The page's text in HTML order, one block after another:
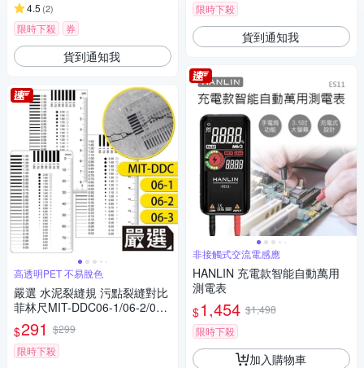
4.5 (2)
限時下殺 券
貨到通知我
高透明PET 不易脫色
嚴選 水泥裂縫規 污點裂縫對比
菲林尺MIT-DDC06-1/06-2/06-
3三入
$291 $299
限時下殺
限時下殺
貨到通知我
非接觸式交流電感應
HANLIN 充電款智能自動萬用
測電表
$1,454 $1,498
限時下殺
加入購物車